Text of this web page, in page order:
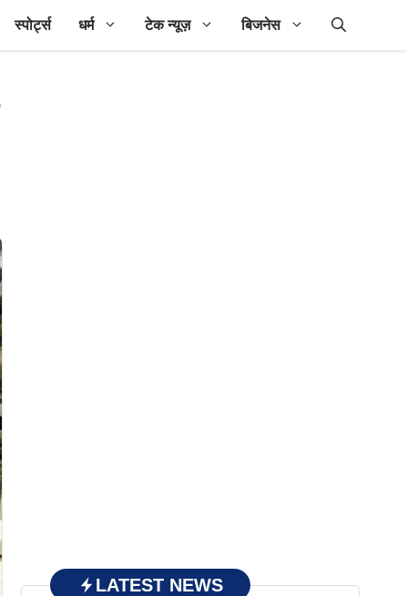
स्पोर्ट्स धर्म टेक न्यूज़ बिजनेस
LATEST NEWS